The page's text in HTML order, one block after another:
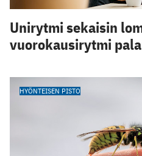
Unirytmi sekaisin
vuorokausirytmi
HYÖNTEISEN PISTO